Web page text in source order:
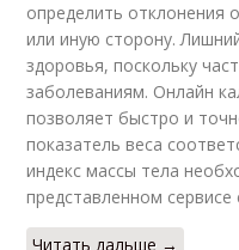
определить отклонения
или иную сторону.
здоровья, поскольку
заболеваниям. Онлайн
позволяет быстро и
показатель веса
индекс массы тела
представленном сервисе
Читать дальше →